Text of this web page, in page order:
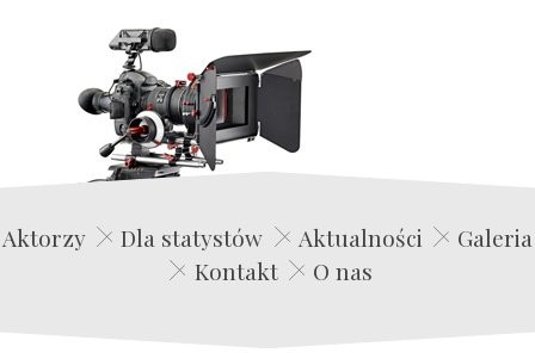
Edwin Film Agencja Aktorska
Aktorzy Dla statystów Aktualności
Galeria
Kontakt
O nas